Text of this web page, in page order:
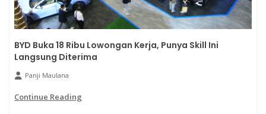
BYD Buka 18 Ribu Lowongan Kerja, Punya Skill Ini
Langsung Diterima
Panji Maulana
Continue Reading